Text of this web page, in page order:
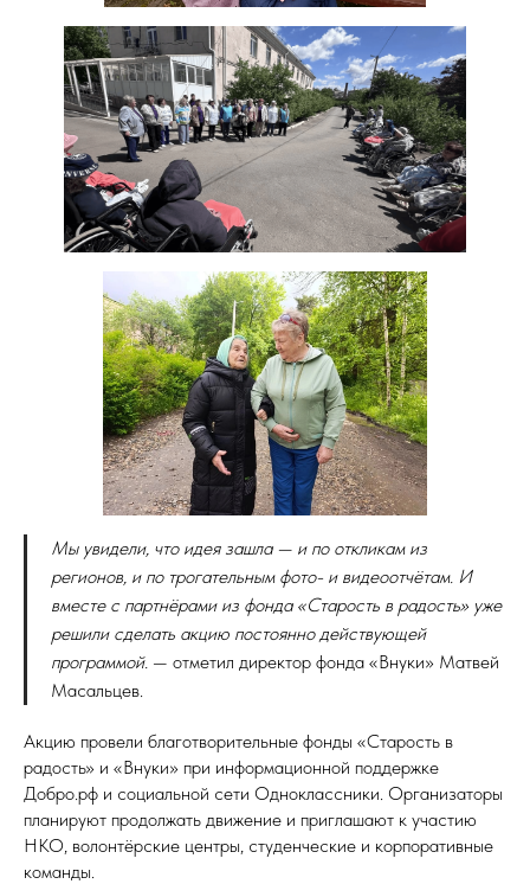
Мы увидели, что идея зашла — и по откликам из
регионов, и по трогательным фото- и видеоотчётам. И
вместе с партнёрами из фонда «Старость в радость» уже
решили сделать акцию постоянно действующей
программой. — отметил директор фонда «Внуки» Матвей
Масальцев.
Акцию провели благотворительные фонды «Старость в
радость» и «Внуки» при информационной поддержке
Добро.pф и социальной сети Одноклассники. Организаторы
планируют продолжать движение и приглашают к участию
НКО, волонтёрские центры, студенческие и корпоративные
команды.